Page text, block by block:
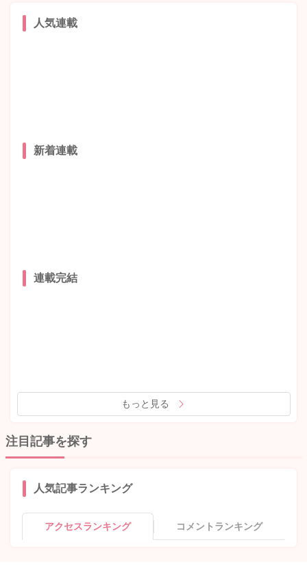
人気連載
新着連載
連載完結
もっと見る
注目記事を探す
人気記事ランキング
アクセスランキング コメントランキング